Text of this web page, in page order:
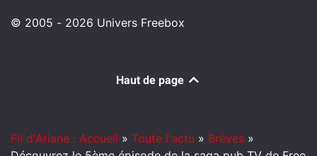
© 2005 - 2026 Univers Freebox
Haut de page
Fil d'Ariane : Accueil » Toute l'actu » Brèves »